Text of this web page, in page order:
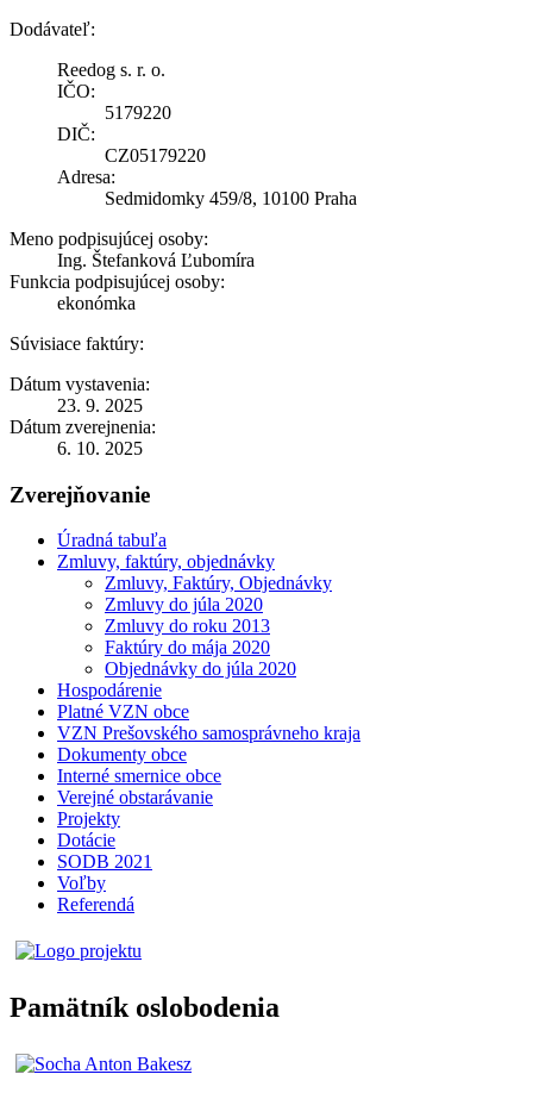
Dodávateľ:
Reedog s. r. o.
IČO:
5179220
DIČ:
CZ05179220
Adresa:
Sedmidomky 459/8, 10100 Praha
Meno podpisujúcej osoby:
Ing. Štefanková Ľubomíra
Funkcia podpisujúcej osoby:
ekonómka
Súvisiace faktúry:
Dátum vystavenia:
23. 9. 2025
Dátum zverejnenia:
6. 10. 2025
Zverejňovanie
Úradná tabuľa
Zmluvy, faktúry, objednávky
Zmluvy, Faktúry, Objednávky
Zmluvy do júla 2020
Zmluvy do roku 2013
Faktúry do mája 2020
Objednávky do júla 2020
Hospodárenie
Platné VZN obce
VZN Prešovského samosprávneho kraja
Dokumenty obce
Interné smernice obce
Verejné obstarávanie
Projekty
Dotácie
SODB 2021
Voľby
Referendá
Pamätník oslobodenia